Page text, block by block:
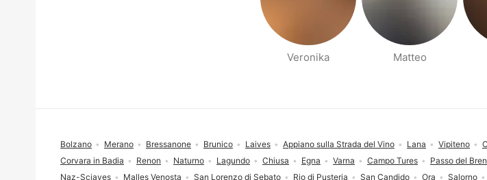
Veronika Matteo
Bolzano Merano Bressanone Brunico Laives Appiano sulla Strada del Vino Lana Vipiteno
Corvara in Badia
Renon Naturno Lagundo Chiusa Egna Varna Campo Tures Passo del
Naz-Sciaves
Malles Venosta San Lorenzo di Sebato Rio di Pusteria San Candido Ora Salorno